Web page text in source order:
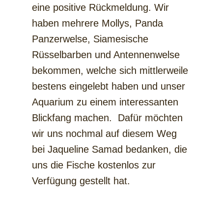
eine positive Rückmeldung. Wir
haben mehrere Mollys, Panda
Panzerwelse, Siamesische
Rüsselbarben und Antennenwelse
bekommen, welche sich mittlerweile
bestens eingelebt haben und unser
Aquarium zu einem interessanten
Blickfang machen. Dafür möchten
wir uns nochmal auf diesem Weg
bei Jaqueline Samad bedanken, die
uns die Fische kostenlos zur
Verfügung gestellt hat.